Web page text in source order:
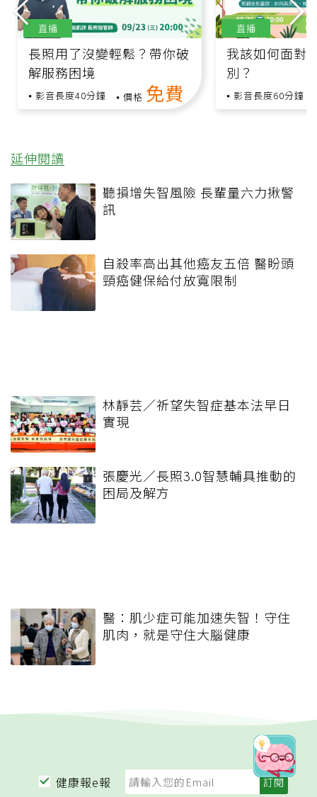
長照用了沒變輕鬆？帶你破
解服務困境
影音長度40分鐘 價格 免費
直播
我該如何面對
別？
影音長度60分鐘
直播
延伸閱讀
聽損增失智風險 長輩量六力揪警
訊
自殺率高出其他癌友五倍 醫盼頭
頸癌健保給付放寬限制
林靜芸／祈望失智症基本法早日
實現
張慶光／長照3.0智慧輔具推動的
困局及解方
醫：肌少症可能加速失智！守住
肌肉，就是守住大腦健康
健康報e報